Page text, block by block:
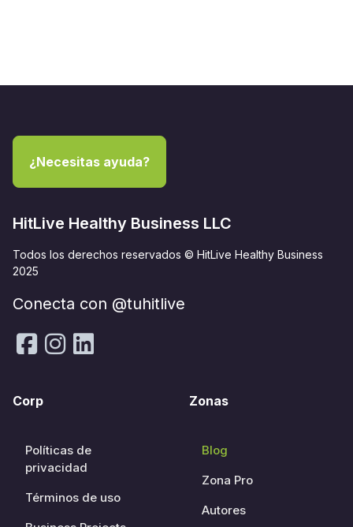
¿Necesitas ayuda?
HitLive Healthy Business LLC
Todos los derechos reservados © HitLive Healthy Business
2025
Conecta con @tuhitlive
Corp
Políticas de
privacidad
Términos de uso
Zonas
Blog
Zona Pro
Autores